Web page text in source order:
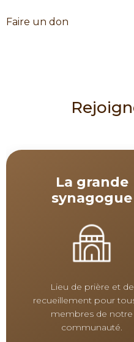
Faire un don
La grande
synagogue
Lieu de prière et de
recueillement pour
membres de notre
communauté.